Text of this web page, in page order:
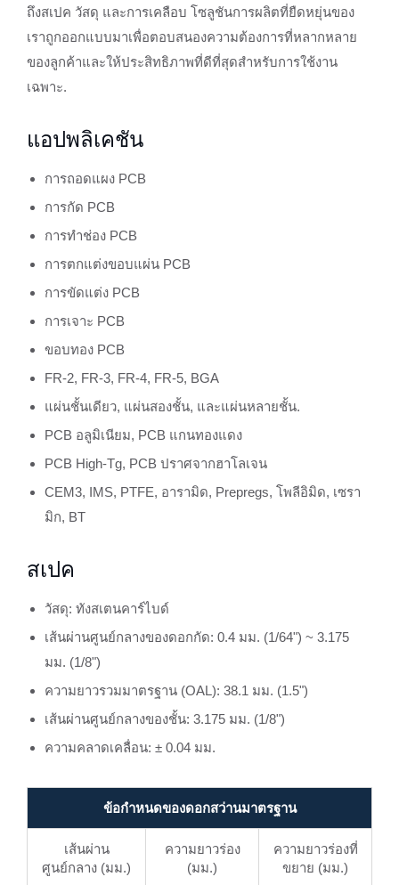
ถึงสเปค วัสดุ และการเคลือบ โซลูชันการผลิตที่ยืดหยุ่นของ
เราถูกออกแบบมาเพื่อตอบสนองความต้องการที่หลากหลาย
ของลูกค้าและให้ประสิทธิภาพที่ดีที่สุดสำหรับการใช้งาน
เฉพาะ.
แอปพลิเคชัน
การถอดแผง PCB
การกัด PCB
การทำช่อง PCB
การตกแต่งขอบแผ่น PCB
การขัดแต่ง PCB
การเจาะ PCB
ขอบทอง PCB
FR-2, FR-3, FR-4, FR-5, BGA
แผ่นชั้นเดียว, แผ่นสองชั้น, และแผ่นหลายชั้น.
PCB อลูมิเนียม, PCB แกนทองแดง
PCB High-Tg, PCB ปราศจากฮาโลเจน
CEM3, IMS, PTFE, อารามิด, Prepregs, โพลีอิมิด, เซรา
มิก, BT
สเปค
วัสดุ: ทังสเตนคาร์ไบด์
เส้นผ่านศูนย์กลางของดอกกัด: 0.4 มม. (1/64") ~ 3.175
มม. (1/8")
ความยาวรวมมาตรฐาน (OAL): 38.1 มม. (1.5")
เส้นผ่านศูนย์กลางของชั้น: 3.175 มม. (1/8")
ความคลาดเคลื่อน: ± 0.04 มม.
ข้อกำหนดของดอกสว่านมาตรฐาน
เส้นผ่าน
ศูนย์กลาง (มม.)
ความยาวร่อง
(มม.)
ความยาวร่องที่
ขยาย (มม.)